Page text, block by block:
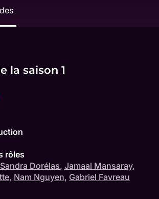
la saison 1
rôles
Sandra Dorélas, Jamaal Mansaray,
, Nam Nguyen, Gabriel Favreau